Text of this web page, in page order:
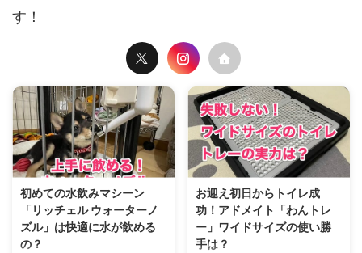
す！
初めての水飲みマシーン
「リッチェル ウォーターノ
ズル」は快適に水が飲める
の？
お迎え初日からトイレ成
功！アドメイト「わんトレ
ー」ワイドサイズの使い勝
手は？